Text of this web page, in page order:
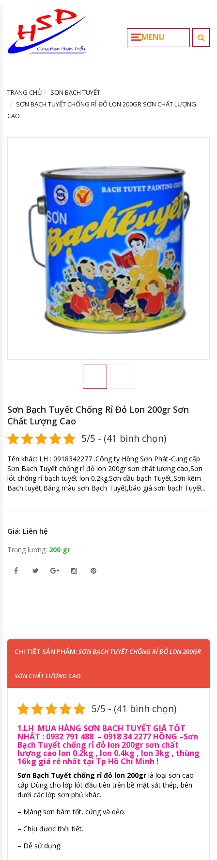
MENU
TRANG CHỦ
SƠN BẠCH TUYẾT
SƠN BẠCH TUYẾT CHỐNG RỈ ĐỎ LON 200GR SƠN CHẤT LƯỢNG
CAO
Sơn Bạch Tuyết Chống Rỉ Đỏ Lon 200gr Sơn
Chất Lượng Cao
5/5 - (41 bình chọn)
Tên khác: LH : 0918342277 .Công ty Hồng Sơn Phát-Cung cấp
Sơn Bạch Tuyết chống rỉ đỏ lon 200gr sơn chất lượng cao,Sơn
lót chống rỉ bạch tuyết lon 0.2kg.Sơn dầu bạch Tuyết,Sơn kẽm
Bạch tuyết,Bảng màu sơn Bạch Tuyết,báo giá sơn bạch Tuyết...
Giá: Liên hệ
Trọng lượng: 200 gr
CHI TIẾT SẢN PHẨM:SƠN BẠCH TUYẾT CHỐNG RỈ ĐỎ LON 200GR
SƠN CHẤT LƯỢNG CAO
5/5 - (41 bình chọn)
1.LH MUA HÀNG SƠN BẠCH TUYẾT GIÁ TỐT
NHẤT : 0932 791 488 – 0918 34 2277 HỒNG –Sơn
Bạch Tuyết chống rỉ đỏ lon 200gr sơn chất
lượng cao lon 0.2kg , lon 0.4kg , lon 3kg , thùng
16kg giá rẻ nhất tại Tp Hồ Chí Minh !
Sơn Bạch Tuyết chống rỉ đỏ lon 200gr là loại sơn cao
cấp Dùng cho lớp lót đầu tiên trên bề mặt sắt thép, bên
dưới các lớp sơn phủ khác.
– Màng sơn bám tốt, cứng và dẻo.
– Chịu được thời tiết.
– Dễ sử dụng.